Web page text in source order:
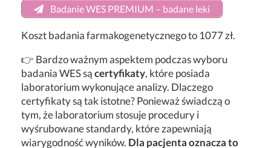
Badanie WES PREMIUM – badane leki
Koszt badania farmakogenetycznego to 1077 zł.
👉 Bardzo ważnym aspektem podczas wyboru
badania WES sącertyfikaty, które posiada
laboratorium wykonujące analizy. Dlaczego
certyfikaty są tak istotne? Ponieważ świadczą o
tym, że laboratorium stosuje procedury i
wyśrubowane standardy, które zapewniają
wiarygodność wyników. Dla pacjenta oznacza to